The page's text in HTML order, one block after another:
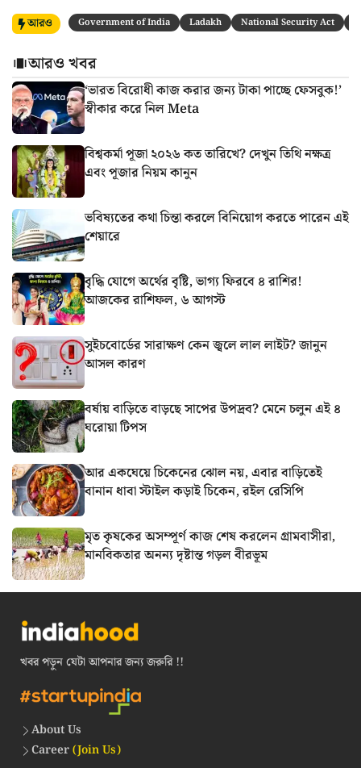
আরও Government of India Ladakh National Security Act
আরও খবর
‘ভারত বিরোধী কাজ করার জন্য টাকা পাচ্ছে ফেসবুক!’
স্বীকার করে নিল Meta
বিশ্বকর্মা পূজা ২০২৬ কত তারিখে? দেখুন তিথি নক্ষত্র
এবং পূজার নিয়ম কানুন
ভবিষ্যতের কথা চিন্তা করলে বিনিয়োগ করতে পারেন এই
শেয়ারে
বৃদ্ধি যোগে অর্থের বৃষ্টি, ভাগ্য ফিরবে ৪ রাশির!
আজকের রাশিফল, ৬ আগস্ট
সুইচবোর্ডের সারাক্ষণ কেন জ্বলে লাল লাইট? জানুন
আসল কারণ
বর্ষায় বাড়িতে বাড়ছে সাপের উপদ্রব? মেনে চলুন এই ৪
ঘরোয়া টিপস
আর একঘেয়ে চিকেনের ঝোল নয়, এবার বাড়িতেই
বানান ধাবা স্টাইল কড়াই চিকেন, রইল রেসিপি
মৃত কৃষকের অসম্পূর্ণ কাজ শেষ করলেন গ্রামবাসীরা,
মানবিকতার অনন্য দৃষ্টান্ত গড়ল বীরভূম
খবর পড়ুন যেটা আপনার জন্য জরুরি !!
About Us
Career(Join Us)